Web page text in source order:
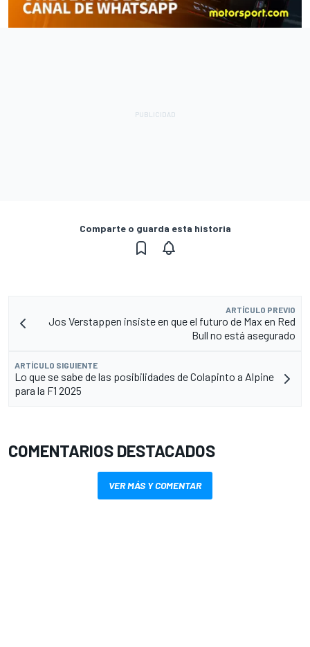
Comparte o guarda esta historia
ARTÍCULO PREVIO
Jos Verstappen insiste en que el futuro de Max en Red
Bull no está asegurado
ARTÍCULO SIGUIENTE
Lo que se sabe de las posibilidades de Colapinto a Alpine
para la F1 2025
COMENTARIOS DESTACADOS
VER MÁS Y COMENTAR